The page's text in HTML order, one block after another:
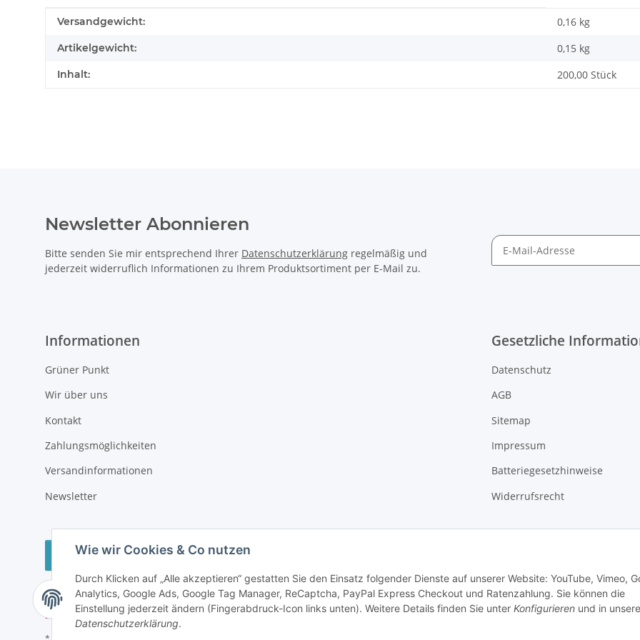
Wie wir Cookies & Co nutzen
Durch Klicken auf „Alle akzeptieren“ gestatten Sie den Einsatz folgender Dienste auf unserer Website: YouTube, Vimeo,
Analytics, Google Ads, Google Tag Manager, ReCaptcha, PayPal Express Checkout und Ratenzahlung. Sie können die
Einstellung jederzeit ändern (Fingerabdruck-Icon links unten). Weitere Details finden Sie unter Konfigurieren und in
Datenschutzerklärung.
Produkteigenschaft
Wert
Versandgewicht: 0,16 kg
Artikelgewicht: 0,15 kg
Inhalt: 200,00 Stück
Newsletter Abonnieren
Bitte senden Sie mir entsprechend Ihrer Datenschutzerklärung regelmäßig und
jederzeit widerruflich Informationen zu Ihrem Produktsortiment per E-Mail zu.
Informationen
Grüner Punkt
Wir über uns
Kontakt
Zahlungsmöglichkeiten
Versandinformationen
Newsletter
Gesetzliche
Datenschutz
AGB
Sitemap
Impressum
Batteriegesetzhinweise
Widerrufsrecht
Vertrag widerrufen